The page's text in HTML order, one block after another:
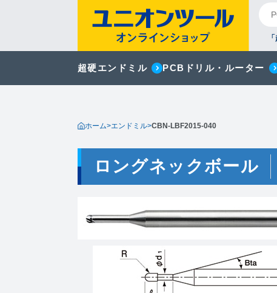
超硬エンドミル PCBドリル・ルーター
ホーム>エンドミル>CBN-LBF2015-040
ロングネックボール